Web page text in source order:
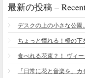
最新の投稿 –
デスクの上の小さな公園
ちょっと憧れる！橋の
食べれる花束？！ ヴィ